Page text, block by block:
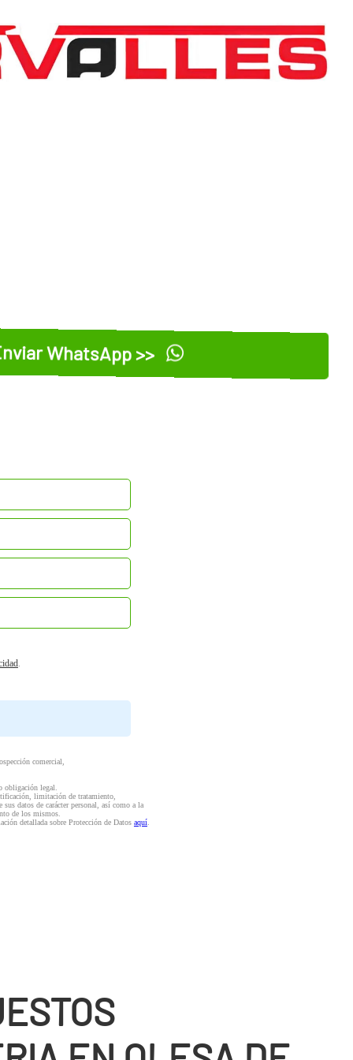
WhatsApp >>
.
comercial,
obligación legal.
limitación de tratamiento,
datos de carácter personal, así como a la
de los mismos.
detallada sobre Protección de Datos aquí.